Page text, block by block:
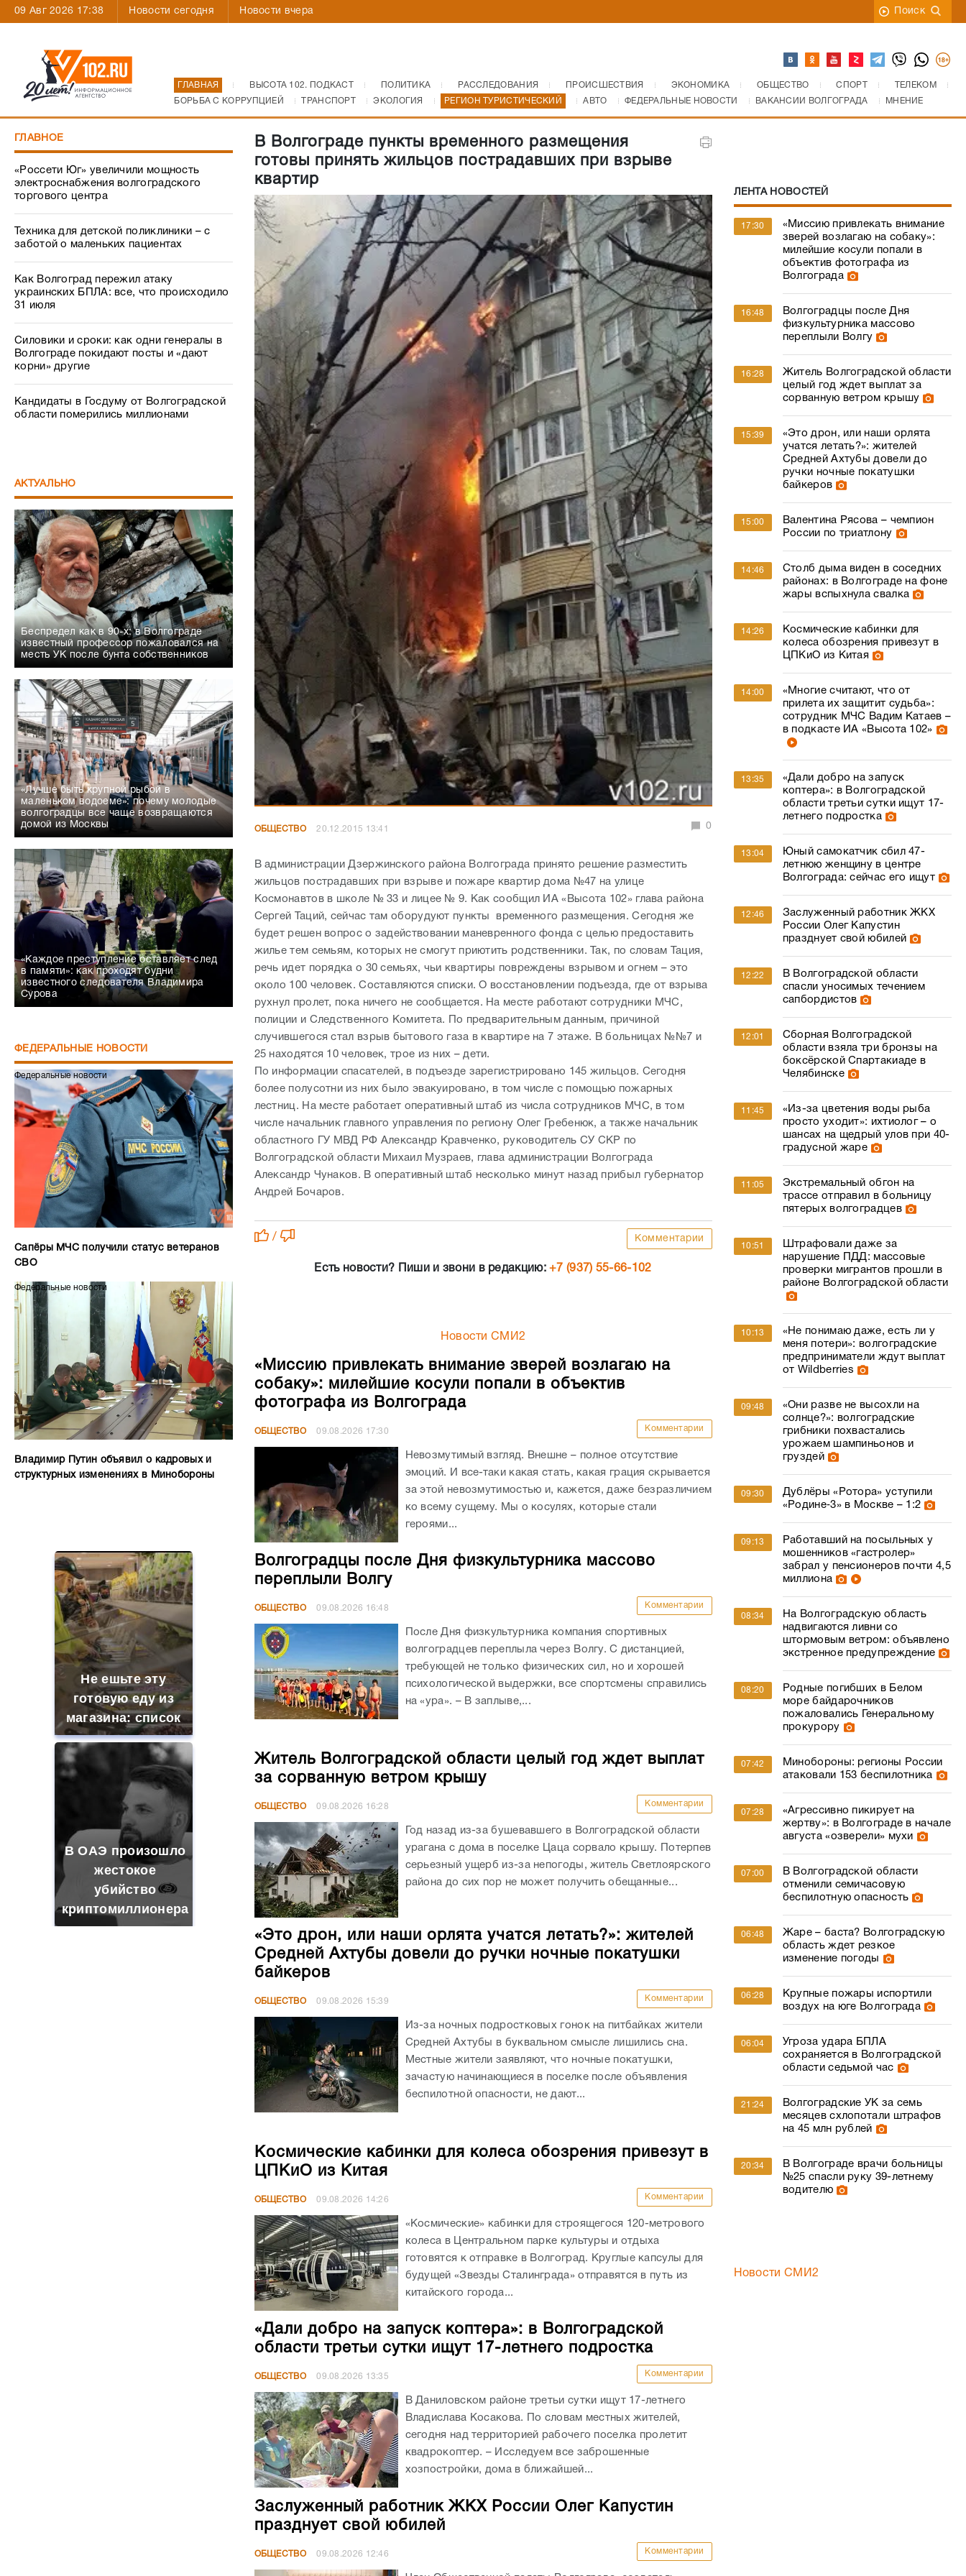
09 Авг 2026 17:38 Новости сегодня Новости вчера Поиск
ГЛАВНАЯ ВЫСОТА 102. ПОДКАСТ ПОЛИТИКА РАССЛЕДОВАНИЯ ПРОИСШЕСТВИЯ ЭКОНОМИКА ОБЩЕСТВО СПОРТ
ТЕЛЕКОМ
БОРЬБА С КОРРУПЦИЕЙ
ТРАНСПОРТ ЭКОЛОГИЯ РЕГИОН ТУРИСТИЧЕСКИЙ АВТО ФЕДЕРАЛЬНЫЕ НОВОСТИ ВАКАНСИИ ВОЛГОГРАДА МНЕНИЕ
ГЛАВНОЕ
«Россети Юг» увеличили мощность
электроснабжения волгоградского
торгового центра
Техника для детской поликлиники – с
заботой о маленьких пациентах
Как Волгоград пережил атаку
украинских БПЛА: все, что происходило
31 июля
Силовики и сроки: как одни генералы в
Волгограде покидают посты и «дают
корни» другие
Кандидаты в Госдуму от Волгоградской
области померились миллионами
АКТУАЛЬНО
Беспредел как в 90-х: в Волгограде
известный профессор пожаловался на
месть УК после бунта собственников
«Лучше быть крупной рыбой в
маленьком водоеме»: почему молодые
волгоградцы все чаще возвращаются
домой из Москвы
«Каждое преступление оставляет след
в памяти»: как проходят будни
известного следователя Владимира
Сурова
ФЕДЕРАЛЬНЫЕ НОВОСТИ
Федеральные новости
Сапёры МЧС получили статус ветеранов
СВО
Федеральные новости
Владимир Путин объявил о кадровых и
структурных изменениях в Минобороны
Не ешьте эту
готовую еду из
магазина: список
В ОАЭ произошло
жестокое
убийство
криптомиллионера
В Волгограде пункты временного размещения
готовы принять жильцов пострадавших при взрыве
квартир
ОБЩЕСТВО 20.12.2015 13:41 0
В администрации Дзержинского района Волгограда принято решение разместить
жильцов пострадавших при взрыве и пожаре квартир дома №47 на улице
Космонавтов в школе № 33 и лицее № 9. Как сообщил ИА «Высота 102» глава района
Сергей Таций, сейчас там оборудуют пункты временного размещения. Сегодня же
будет решен вопрос о задействовании маневренного фонда с целью предоставить
жилье тем семьям, которых не смогут приютить родственники. Так, по словам Тация,
речь идет порядка о 30 семьях, чьи квартиры повреждены взрывом и огнем – это
около 100 человек. Составляются списки. О восстановлении подъезда, где от взрыва
рухнул пролет, пока ничего не сообщается. На месте работают сотрудники МЧС,
полиции и Следственного Комитета. По предварительным данным, причиной
случившегося стал взрыв бытового газа в квартире на 7 этаже. В больницах №№7 и
25 находятся 10 человек, трое из них – дети.
По информации спасателей, в подъезде зарегистрировано 145 жильцов. Сегодня
более полусотни из них было эвакуировано, в том числе с помощью пожарных
лестниц. На месте работает оперативный штаб из числа сотрудников МЧС, в том
числе начальник главного управления по региону Олег Гребенюк, а также начальник
областного ГУ МВД РФ Александр Кравченко, руководитель СУ СКР по
Волгоградской области Михаил Музраев, глава администрации Волгограда
Александр Чунаков. В оперативный штаб несколько минут назад прибыл губернатор
Андрей Бочаров.
/ Комментарии
Есть новости? Пиши и звони в редакцию:+7 (937) 55-66-102
Новости СМИ2
«Миссию привлекать внимание зверей возлагаю на
собаку»: милейшие косули попали в объектив
фотографа из Волгограда
ОБЩЕСТВО 09.08.2026 17:30 Комментарии
Невозмутимый взгляд. Внешне – полное отсутствие
эмоций. И все-таки какая стать, какая грация скрывается
за этой невозмутимостью и, кажется, даже безразличием
ко всему сущему. Мы о косулях, которые стали
героями...
Волгоградцы после Дня физкультурника массово
переплыли Волгу
ОБЩЕСТВО 09.08.2026 16:48 Комментарии
После Дня физкультурника компания спортивных
волгоградцев переплыла через Волгу. С дистанцией,
требующей не только физических сил, но и хорошей
психологической выдержки, все спортсмены справились
на «ура». – В заплыве,...
Житель Волгоградской области целый год ждет выплат
за сорванную ветром крышу
ОБЩЕСТВО 09.08.2026 16:28 Комментарии
Год назад из-за бушевавшего в Волгоградской области
урагана с дома в поселке Цаца сорвало крышу. Потерпев
серьезный ущерб из-за непогоды, житель Светлоярского
района до сих пор не может получить обещанные...
«Это дрон, или наши орлята учатся летать?»: жителей
Средней Ахтубы довели до ручки ночные покатушки
байкеров
ОБЩЕСТВО 09.08.2026 15:39 Комментарии
Из-за ночных подростковых гонок на питбайках жители
Средней Ахтубы в буквальном смысле лишились сна.
Местные жители заявляют, что ночные покатушки,
зачастую начинающиеся в поселке после объявления
беспилотной опасности, не дают...
Космические кабинки для колеса обозрения привезут в
ЦПКиО из Китая
ОБЩЕСТВО 09.08.2026 14:26 Комментарии
«Космические» кабинки для строящегося 120-метрового
колеса в Центральном парке культуры и отдыха
готовятся к отправке в Волгоград. Круглые капсулы для
будущей «Звезды Сталинграда» отправятся в путь из
китайского города...
«Дали добро на запуск коптера»: в Волгоградской
области третьи сутки ищут 17-летнего подростка
ОБЩЕСТВО 09.08.2026 13:35 Комментарии
В Даниловском районе третьи сутки ищут 17-летнего
Владислава Косакова. По словам местных жителей,
сегодня над территорией рабочего поселка пролетит
квадрокоптер. – Исследуем все заброшенные
хозпостройки, дома в ближайшей...
Заслуженный работник ЖКХ России Олег Капустин
празднует свой юбилей
ОБЩЕСТВО 09.08.2026 12:46 Комментарии
ЛЕНТА НОВОСТЕЙ
17:30
«Миссию привлекать внимание
зверей возлагаю на собаку»:
милейшие косули попали в
объектив фотографа из
Волгограда
16:48
Волгоградцы после Дня
физкультурника массово
переплыли Волгу
16:28
Житель Волгоградской области
целый год ждет выплат за
сорванную ветром крышу
15:39
«Это дрон, или наши орлята
учатся летать?»: жителей
Средней Ахтубы довели до
ручки ночные покатушки
байкеров
15:00
Валентина Рясова – чемпион
России по триатлону
14:46
Столб дыма виден в соседних
районах: в Волгограде на фоне
жары вспыхнула свалка
14:26
Космические кабинки для
колеса обозрения привезут в
ЦПКиО из Китая
14:00
«Многие считают, что от
прилета их защитит судьба»:
сотрудник МЧС Вадим Катаев –
в подкасте ИА «Высота 102»
13:35
«Дали добро на запуск
коптера»: в Волгоградской
области третьи сутки ищут 17-
летнего подростка
13:04
Юный самокатчик сбил 47-
летнюю женщину в центре
Волгограда: сейчас его ищут
12:46
Заслуженный работник ЖКХ
России Олег Капустин
празднует свой юбилей
12:22
В Волгоградской области
спасли уносимых течением
сапбордистов
12:01
Сборная Волгоградской
области взяла три бронзы на
боксёрской Спартакиаде в
Челябинске
11:45
«Из-за цветения воды рыба
просто уходит»: ихтиолог – о
шансах на щедрый улов при 40-
градусной жаре
11:05
Экстремальный обгон на
трассе отправил в больницу
пятерых волгоградцев
10:51
Штрафовали даже за
нарушение ПДД: массовые
проверки мигрантов прошли в
районе Волгоградской области
10:13
«Не понимаю даже, есть ли у
меня потери»: волгоградские
предприниматели ждут выплат
от Wildberries
09:48
«Они разве не высохли на
солнце?»: волгоградские
грибники похвастались
урожаем шампиньонов и
груздей
09:30
Дублёры «Ротора» уступили
«Родине‑3» в Москве – 1:2
09:13
Работавший на посыльных у
мошенников «гастролер»
забрал у пенсионеров почти 4,5
миллиона
08:34
На Волгоградскую область
надвигаются ливни со
штормовым ветром: объявлено
экстренное предупреждение
08:20
Родные погибших в Белом
море байдарочников
пожаловались Генеральному
прокурору
07:42
Минобороны: регионы России
атаковали 153 беспилотника
07:28
«Агрессивно пикирует на
жертву»: в Волгограде в начале
августа «озверели» мухи
07:00
В Волгоградской области
отменили семичасовую
беспилотную опасность
06:48
Жаре – баста? Волгоградскую
область ждет резкое
изменение погоды
06:28
Крупные пожары испортили
воздух на юге Волгограда
06:04
Угроза удара БПЛА
сохраняется в Волгоградской
области седьмой час
21:24
Волгоградские УК за семь
месяцев схлопотали штрафов
на 45 млн рублей
20:34
В Волгограде врачи больницы
№25 спасли руку 39-летнему
водителю
Новости СМИ2